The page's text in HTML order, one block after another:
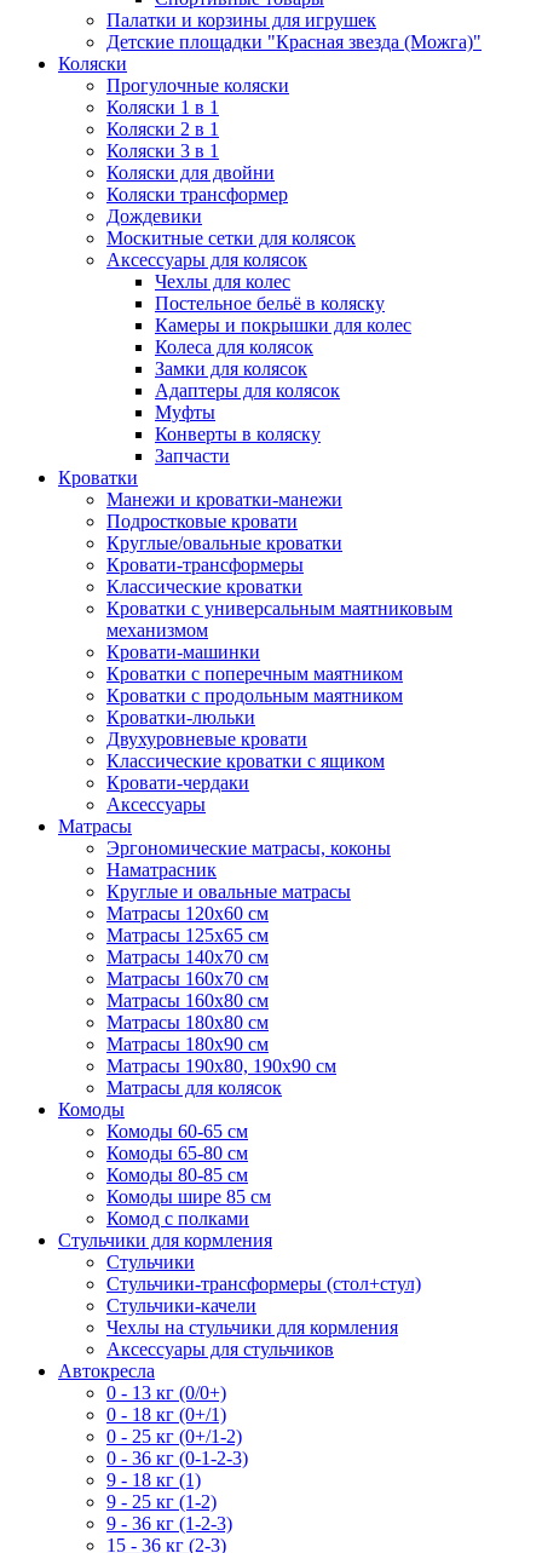
Палатки и корзины для игрушек
Детские площадки "Красная звезда (Можга)"
Коляски
Прогулочные коляски
Коляски 1 в 1
Коляски 2 в 1
Коляски 3 в 1
Коляски для двойни
Коляски трансформер
Дождевики
Москитные сетки для колясок
Аксессуары для колясок
Чехлы для колес
Постельное бельё в коляску
Камеры и покрышки для колес
Колеса для колясок
Замки для колясок
Адаптеры для колясок
Муфты
Конверты в коляску
Запчасти
Кроватки
Манежи и кроватки-манежи
Подростковые кровати
Круглые/овальные кроватки
Кровати-трансформеры
Классические кроватки
Кроватки с универсальным маятниковым
механизмом
Кровати-машинки
Кроватки с поперечным маятником
Кроватки с продольным маятником
Кроватки-люльки
Двухуровневые кровати
Классические кроватки с ящиком
Кровати-чердаки
Аксессуары
Матрасы
Эргономические матрасы, коконы
Наматрасник
Круглые и овальные матрасы
Матрасы 120х60 см
Матрасы 125х65 см
Матрасы 140х70 см
Матрасы 160х70 см
Матрасы 160х80 см
Матрасы 180х80 см
Матрасы 180х90 см
Матрасы 190х80, 190х90 см
Матрасы для колясок
Комоды
Комоды 60-65 см
Комоды 65-80 см
Комоды 80-85 см
Комоды шире 85 см
Комод с полками
Стульчики для кормления
Стульчики
Стульчики-трансформеры (стол+стул)
Стульчики-качели
Чехлы на стульчики для кормления
Аксессуары для стульчиков
Автокресла
0 - 13 кг (0/0+)
0 - 18 кг (0+/1)
0 - 25 кг (0+/1-2)
0 - 36 кг (0-1-2-3)
9 - 18 кг (1)
9 - 25 кг (1-2)
9 - 36 кг (1-2-3)
15 - 36 кг (2-3)